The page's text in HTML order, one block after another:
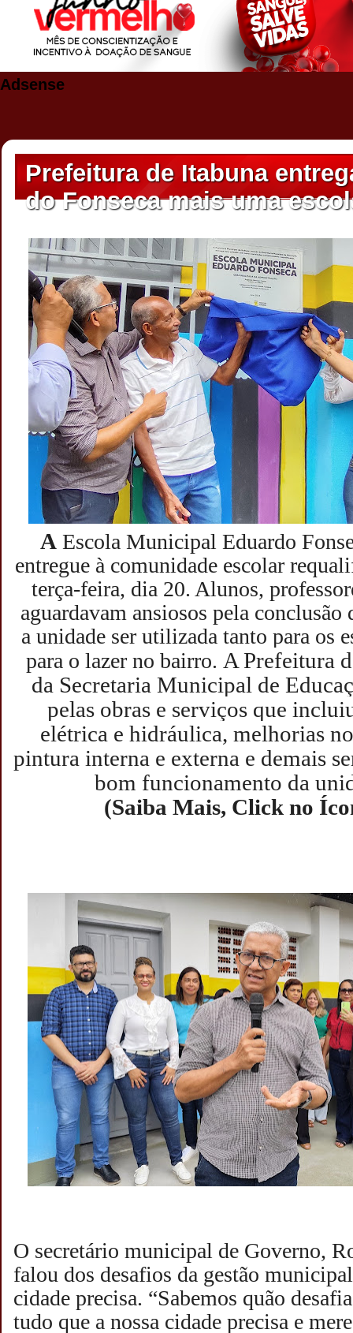
Adsense
Prefeitura de Itabuna
do Fonseca mais uma
A Escola Municipal Eduardo
entregue à comunidade escolar
terça-feira, dia 20. Alunos,
aguardavam ansiosos pela conclusão
a unidade ser utilizada tanto para os
para o lazer no bairro. A Prefeitura
da Secretaria Municipal de
pelas obras e serviços que
elétrica e hidráulica, melhorias
pintura interna e externa e demais
bom funcionamento da
(Saiba Mais, Click no
O secretário municipal de Governo,
falou dos desafios da gestão
cidade precisa. “Sabemos quão
tudo que a nossa cidade precisa e